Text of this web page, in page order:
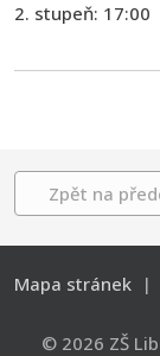
2. stupeň: 17:00
Zpět na
Mapa stránek |
© 2026 ZŠ